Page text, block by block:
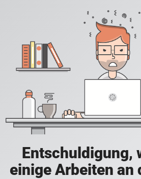
Entschuldigung,
einige Arbeiten an